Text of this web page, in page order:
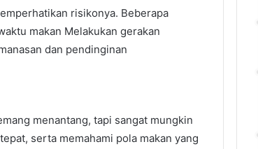
risikonya. Beberapa
makan Melakukan gerakan
dan pendinginan
menantang, tapi sangat mungkin
serta memahami pola makan yang